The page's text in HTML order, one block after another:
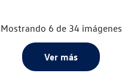
Mostrando 6 de 34 imágenes
Ver más